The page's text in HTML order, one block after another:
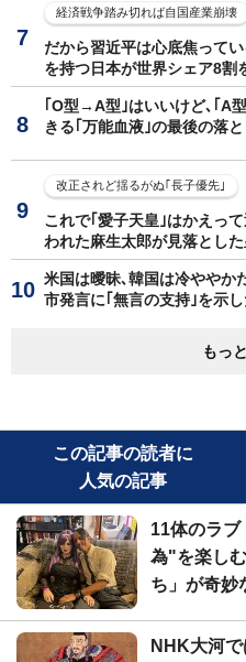
経済戦争踏み切れば自国産業崩壊
だから習近平は心底焦って
を持つ日本が世界シェア8
｢O型→A型｣はいいけど､｢A
きる｢万能血液｣の最後の落
改正されど揺るがぬ｢長子優先｣
これで｢愛子天皇｣はかえっ
われた麻生太郎が見落とし
米国は曖昧､韓国は冷やや
市発言に｢無言の支持｣を示
もっ
この記事の読者に
人気の記事
11体のラ
為"を楽し
ち」が奇妙
NHK大河